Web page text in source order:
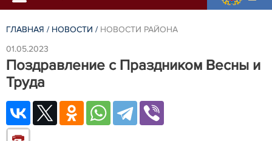
ГЛАВНАЯ / НОВОСТИ / НОВОСТИ РАЙОНА
01.05.2023
Поздравление с Праздником Весны и
Труда